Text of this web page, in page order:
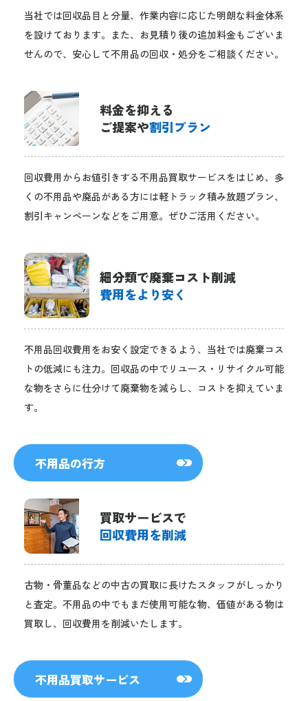
当社では回収品目と分量、作業内容に応じた明朗な料金体系
を設けております。また、お見積り後の追加料金もございま
せんので、安心して不用品の回収・処分をご相談ください。
料金を抑える
ご提案や割引プラン
回収費用からお値引きする不用品買取サービスをはじめ、多
くの不用品や廃品がある方には軽トラック積み放題プラン、
割引キャンペーンなどをご用意。ぜひご活用ください。
細分類で廃棄コスト削減
費用をより安く
不用品回収費用をお安く設定できるよう、当社では廃棄コス
トの低減にも注力。回収品の中でリユース・リサイクル可能
な物をさらに仕分けて廃棄物を減らし、コストを抑えていま
す。
不用品の行方
買取サービスで
回収費用を削減
古物・骨董品などの中古の買取に長けたスタッフがしっかり
と査定。不用品の中でもまだ使用可能な物、価値がある物は
買取し、回収費用を削減いたします。
不用品買取サービス